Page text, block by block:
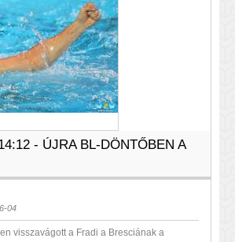
- ÚJRA BL-DÖNTŐBEN A
04
visszavágott a Fradi a Bresciának a